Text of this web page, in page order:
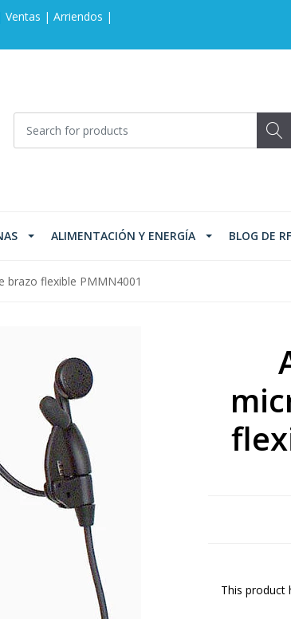
Ventas | Arriendos |
ALIMENTACIÓN Y ENERGÍA BLOG DE RF
brazo flexible PMMN4001
This product